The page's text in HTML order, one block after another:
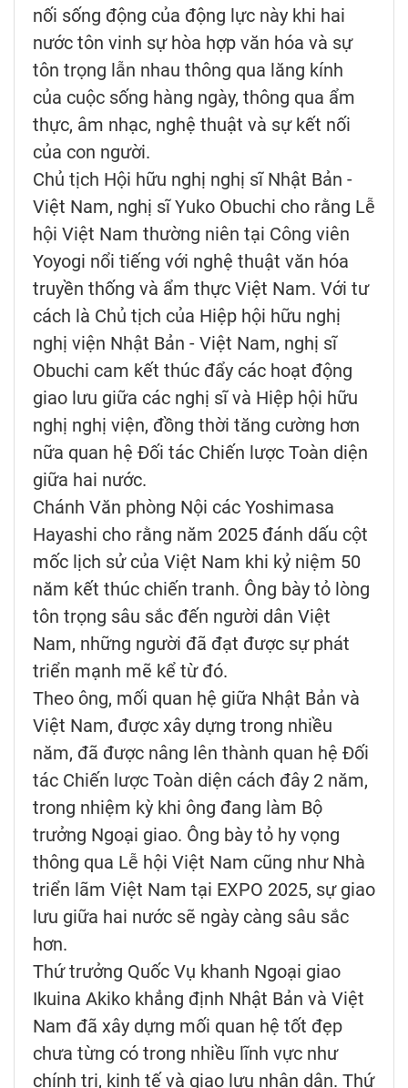
nối sống động của động lực này khi hai
nước tôn vinh sự hòa hợp văn hóa và sự
tôn trọng lẫn nhau thông qua lăng kính
của cuộc sống hàng ngày, thông qua ẩm
thực, âm nhạc, nghệ thuật và sự kết nối
của con người.
Chủ tịch Hội hữu nghị nghị sĩ Nhật Bản -
Việt Nam, nghị sĩ Yuko Obuchi cho rằng Lễ
hội Việt Nam thường niên tại Công viên
Yoyogi nổi tiếng với nghệ thuật văn hóa
truyền thống và ẩm thực Việt Nam. Với tư
cách là Chủ tịch của Hiệp hội hữu nghị
nghị viện Nhật Bản - Việt Nam, nghị sĩ
Obuchi cam kết thúc đẩy các hoạt động
giao lưu giữa các nghị sĩ và Hiệp hội hữu
nghị nghị viện, đồng thời tăng cường hơn
nữa quan hệ Đối tác Chiến lược Toàn diện
giữa hai nước.
Chánh Văn phòng Nội các Yoshimasa
Hayashi cho rằng năm 2025 đánh dấu cột
mốc lịch sử của Việt Nam khi kỷ niệm 50
năm kết thúc chiến tranh. Ông bày tỏ lòng
tôn trọng sâu sắc đến người dân Việt
Nam, những người đã đạt được sự phát
triển mạnh mẽ kể từ đó.
Theo ông, mối quan hệ giữa Nhật Bản và
Việt Nam, được xây dựng trong nhiều
năm, đã được nâng lên thành quan hệ Đối
tác Chiến lược Toàn diện cách đây 2 năm,
trong nhiệm kỳ khi ông đang làm Bộ
trưởng Ngoại giao. Ông bày tỏ hy vọng
thông qua Lễ hội Việt Nam cũng như Nhà
triển lãm Việt Nam tại EXPO 2025, sự giao
lưu giữa hai nước sẽ ngày càng sâu sắc
hơn.
Thứ trưởng Quốc Vụ khanh Ngoại giao
Ikuina Akiko khẳng định Nhật Bản và Việt
Nam đã xây dựng mối quan hệ tốt đẹp
chưa từng có trong nhiều lĩnh vực như
chính trị, kinh tế và giao lưu nhân dân. Thứ